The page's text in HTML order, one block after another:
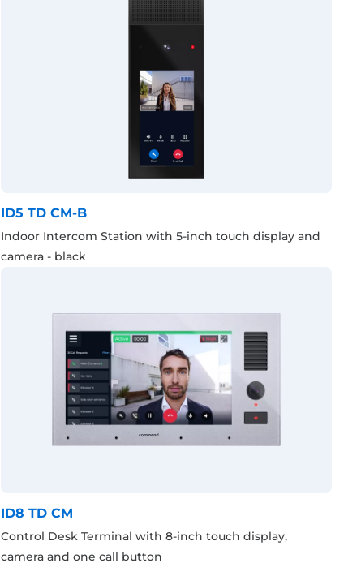
ID5 TD CM-B
Indoor Intercom Station with 5-inch touch display and
camera - black
ID8 TD CM
Control Desk Terminal with 8-inch touch display,
camera and one call button